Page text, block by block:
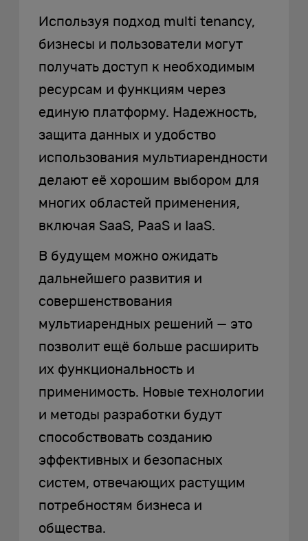
Используя подход multi tenancy,
бизнесы и пользователи могут
получать доступ к необходимым
ресурсам и функциям через
единую платформу. Надежность,
защита данных и удобство
использования мультиарендности
делают её хорошим выбором для
многих областей применения,
включая SaaS, PaaS и IaaS.
В будущем можно ожидать
дальнейшего развития и
совершенствования
мультиарендных решений — это
позволит ещё больше расширить
их функциональность и
применимость. Новые технологии
и методы разработки будут
способствовать созданию
эффективных и безопасных
систем, отвечающих растущим
потребностям бизнеса и
общества.